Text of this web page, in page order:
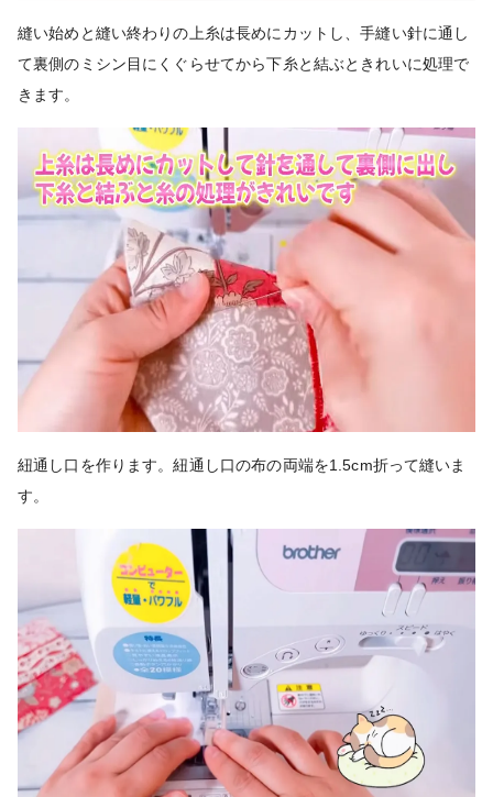
縫い始めと縫い終わりの上糸は長めにカットし、手縫い針に通し
て裏側のミシン目にくぐらせてから下糸と結ぶときれいに処理で
きます。
紐通し口を作ります。紐通し口の布の両端を1.5cm折って縫いま
す。